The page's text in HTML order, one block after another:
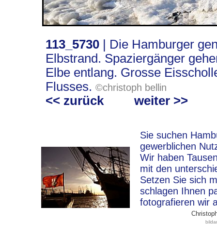
113_5730| Die Hamburger
Elbstrand. Spaziergänger
Elbe entlang. Grosse
Flusses. ©christoph bellin
<< zurück weiter >>
Sie suchen
gewerblichen
Wir haben
mit den
Setzen Sie sich
schlagen Ihnen
fotografieren wir